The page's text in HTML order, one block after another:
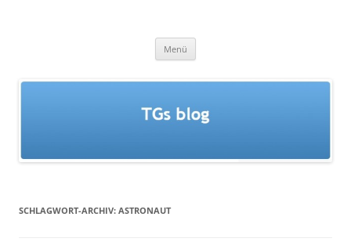
Menü
SCHLAGWORT-ARCHIV: ASTRONAUT